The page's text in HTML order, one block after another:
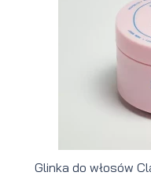
Glinka do włosów